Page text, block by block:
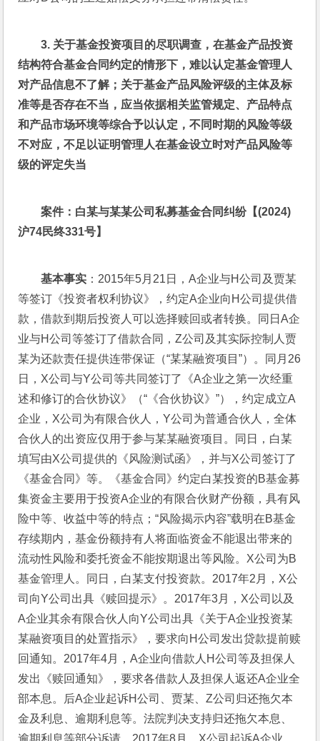
3. 关于基金投资项目的尽职调查，在基金产品投资
结构符合基金合同约定的情形下，难以认定基金管理人
对产品信息不了解；关于基金产品风险评级的主体及标
准等是否存在不当，应当依据相关监管规定、产品特点
和产品市场环境等综合予以认定，不同时期的风险等级
不对应，不足以证明管理人在基金设立时对产品风险等
级的评定失当
案件：白某与某某公司私募基金合同纠纷【(2024)
沪74民终331号】
基本事实 ：2015年5月21日，A企业与H公司及贾某
等签订《投资者权利协议》，约定A企业向H公司提供借
款，借款到期后投资人可以选择赎回或者转换。同日A企
业与H公司等签订了借款合同，Z公司及其实际控制人贾
某为还款责任提供连带保证（“某某融资项目”）。同月26
日，X公司与Y公司等共同签订了《A企业之第一次经重
述和修订的合伙协议》（“《合伙协议》”），约定成立A
企业，X公司为有限合伙人，Y公司为普通合伙人，全体
合伙人的出资应仅用于参与某某融资项目。同日，白某
填写由X公司提供的《风险测试函》，并与X公司签订了
《基金合同》等。《基金合同》约定白某投资的B基金募
集资金主要用于投资A企业的有限合伙财产份额，具有风
险中等、收益中等的特点；“风险揭示内容”载明在B基金
存续期内，基金份额持有人将面临资金不能退出带来的
流动性风险和委托资金不能按期退出等风险。X公司为B
基金管理人。同日，白某支付投资款。2017年2月，X公
司向Y公司出具《赎回提示》。2017年3月，X公司以及
A企业其余有限合伙人向Y公司出具《关于A企业投资某
某融资项目的处置指示》，要求向H公司发出贷款提前赎
回通知。2017年4月，A企业向借款人H公司等及担保人
发出《赎回通知》，要求各借款人及担保人返还A企业全
部本息。后A企业起诉H公司、贾某、Z公司归还拖欠本
金及利息、逾期利息等。法院判决支持归还拖欠本息、